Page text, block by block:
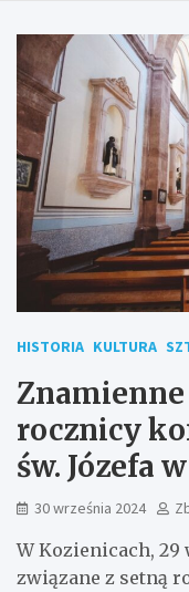
HISTORIA KULTURA
rocznicy
św. Józefa
30 września 2024
W Kozienicach, 29
związane z setną